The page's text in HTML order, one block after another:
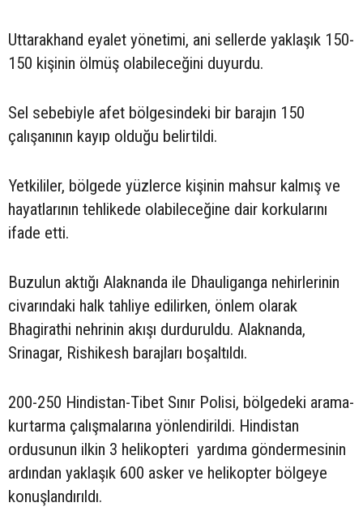
Uttarakhand eyalet yönetimi, ani sellerde yaklaşık 150-
150 kişinin ölmüş olabileceğini duyurdu.
Sel sebebiyle afet bölgesindeki bir barajın 150
çalışanının kayıp olduğu belirtildi.
Yetkililer, bölgede yüzlerce kişinin mahsur kalmış ve
hayatlarının tehlikede olabileceğine dair korkularını
ifade etti.
Buzulun aktığı Alaknanda ile Dhauliganga nehirlerinin
civarındaki halk tahliye edilirken, önlem olarak
Bhagirathi nehrinin akışı durduruldu. Alaknanda,
Srinagar, Rishikesh barajları boşaltıldı.
200-250 Hindistan-Tibet Sınır Polisi, bölgedeki arama-
kurtarma çalışmalarına yönlendirildi. Hindistan
ordusunun ilkin 3 helikopteri yardıma göndermesinin
ardından yaklaşık 600 asker ve helikopter bölgeye
konuşlandırıldı.